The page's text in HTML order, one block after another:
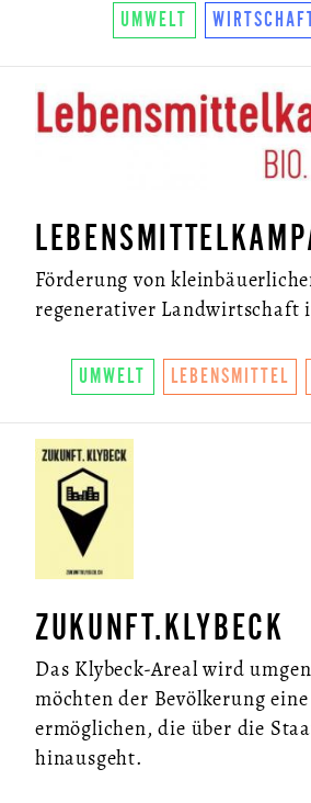
UMWELT
Förderung von
regenerativer Landwirtschaft
UMWELT LEBENSMITTEL
ZUKUNFT.KLYBECK
Das Klybeck-Areal wird
möchten der Bevölkerung
ermöglichen, die über die
hinausgeht.